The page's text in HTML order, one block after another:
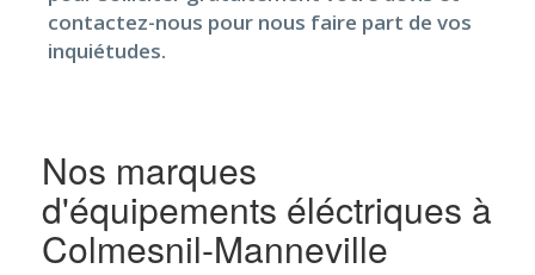
contactez-nous pour nous faire part de vos
inquiétudes.
Nos marques
d'équipements éléctriques à
Colmesnil-Manneville